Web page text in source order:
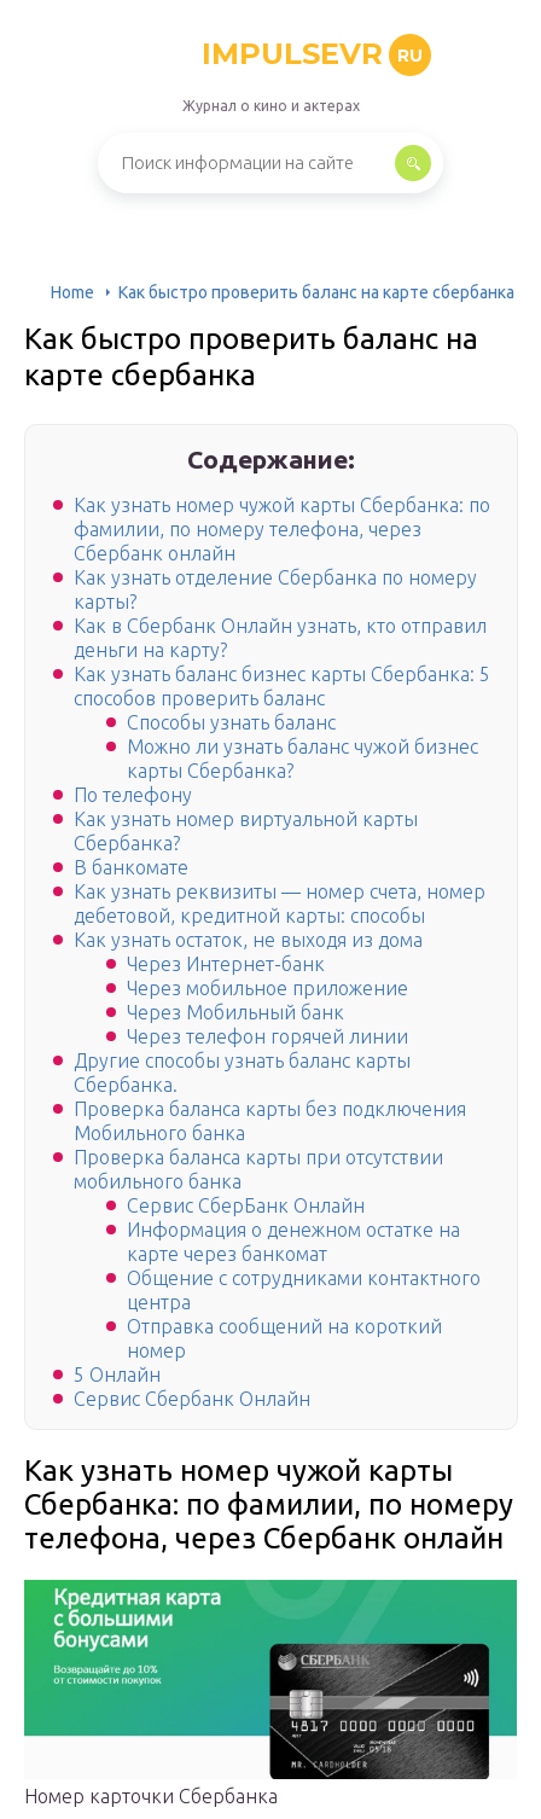
IMPULSEVR RU
Журнал о кино и актерах
Home Как быстро проверить баланс на карте сбербанка
Как быстро проверить баланс на
карте сбербанка
Содержание:
Как узнать номер чужой карты Сбербанка: по
фамилии, по номеру телефона, через
Сбербанк онлайн
Как узнать отделение Сбербанка по номеру
карты?
Как в Сбербанк Онлайн узнать, кто отправил
деньги на карту?
Как узнать баланс бизнес карты Сбербанка: 5
способов проверить баланс
Способы узнать баланс
Можно ли узнать баланс чужой бизнес
карты Сбербанка?
По телефону
Как узнать номер виртуальной карты
Сбербанка?
В банкомате
Как узнать реквизиты — номер счета, номер
дебетовой, кредитной карты: способы
Как узнать остаток, не выходя из дома
Через Интернет-банк
Через мобильное приложение
Через Мобильный банк
Через телефон горячей линии
Другие способы узнать баланс карты
Сбербанка.
Проверка баланса карты без подключения
Мобильного банка
Проверка баланса карты при отсутствии
мобильного банка
Сервис СберБанк Онлайн
Информация о денежном остатке на
карте через банкомат
Общение с сотрудниками контактного
центра
Отправка сообщений на короткий
номер
5 Онлайн
Сервис Сбербанк Онлайн
Как узнать номер чужой карты
Сбербанка: по фамилии, по номеру
телефона, через Сбербанк онлайн
Номер карточки Сбербанка